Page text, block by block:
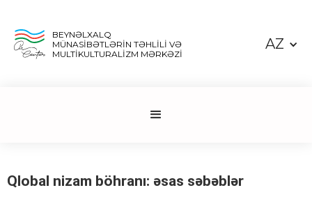
BEYNƏLXALQ
MÜNASİBƏTLƏRİN TƏHLİLİ VƏ
MULTİKULTURALİZM MƏRKƏZİ
AZ
Qlobal nizam böhranı: əsas səbəblər